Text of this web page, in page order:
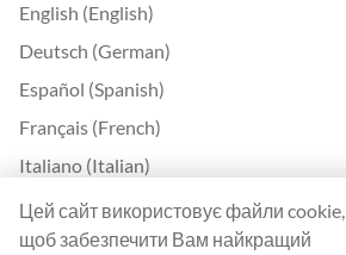
English (English)
Deutsch (German)
Español (Spanish)
Français (French)
Italiano (Italian)
日本語 (Japanese)
Nederlands (Nederlands)
Цей сайт використовує файли cookie,
щоб забезпечити Вам найкращий